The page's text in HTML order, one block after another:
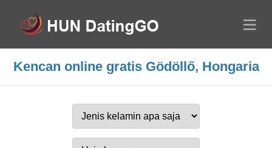
Kencan online gratis Gödöllő, Hongaria